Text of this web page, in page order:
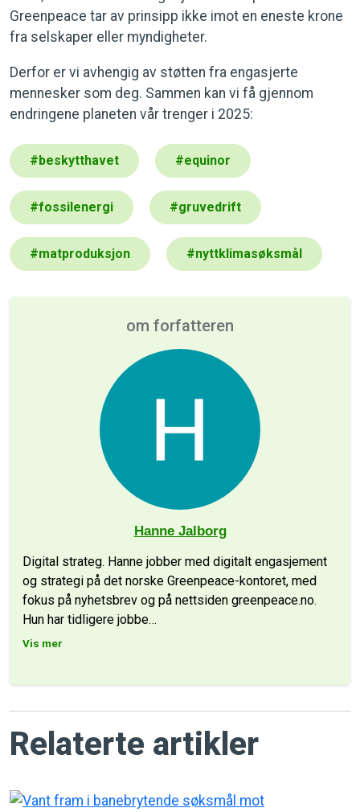
Greenpeace tar av prinsipp ikke imot en eneste krone
fra selskaper eller myndigheter.
Derfor er vi avhengig av støtten fra engasjerte
mennesker som deg. Sammen kan vi få gjennom
endringene planeten vår trenger i 2025:
#beskytthavet #equinor
#fossilenergi #gruvedrift
#matproduksjon #nyttklimasøksmål
om forfatteren
Hanne Jalborg
Digital strateg. Hanne jobber med digitalt engasjement
og strategi på det norske Greenpeace-kontoret, med
fokus på nyhetsbrev og på nettsiden greenpeace.no.
Hun har tidligere jobbe…
Vis mer
Relaterte artikler